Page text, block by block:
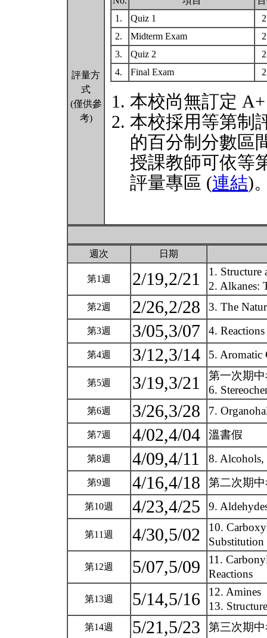
評量方
式
(僅供參
考)
1.
Quiz 1
2.
Midterm Exam
3.
Quiz 2
4.
Final Exam
本校尚無訂定
本校採用等第制
的百分制分數區
授課教師可依等
評量專區 (連結)
週次 日期
第1週 2/19,2/21
1. Structure
2. Alkanes:
第2週 2/26,2/28 3. The
第3週 3/05,3/07 4.
第4週 3/12,3/14 5.
第5週 3/19,3/21
第一次期
6.
第6週 3/26,3/28 7.
第7週 4/02,4/04 溫書假
第8週 4/09,4/11 8. Alcohols,
第9週 4/16,4/18 第二次期
第10週 4/23,4/25 9.
第11週 4/30,5/02
10.
第12週 5/07,5/09
11.
Reactions
第13週 5/14,5/16
12. Amines
13.
第14週 5/21,5/23 第三次期